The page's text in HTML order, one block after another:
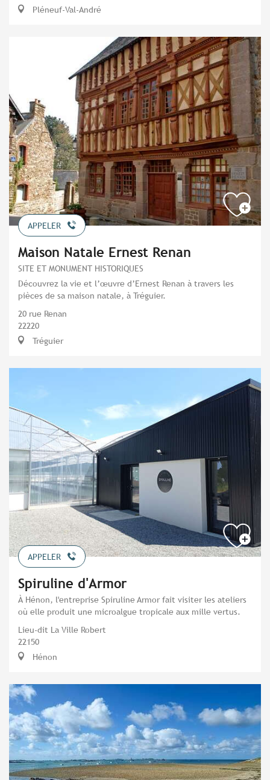
Pléneuf-Val-André
APPELER
Maison Natale Ernest Renan
SITE ET MONUMENT HISTORIQUES
Découvrez la vie et l’œuvre d’Ernest Renan à travers les
pièces de sa maison natale, à Tréguier.
20 rue Renan
22220
Tréguier
APPELER
Spiruline d'Armor
À Hénon, l'entreprise Spiruline Armor fait visiter les ateliers
où elle produit une microalgue tropicale aux mille vertus.
Lieu-dit La Ville Robert
22150
Hénon